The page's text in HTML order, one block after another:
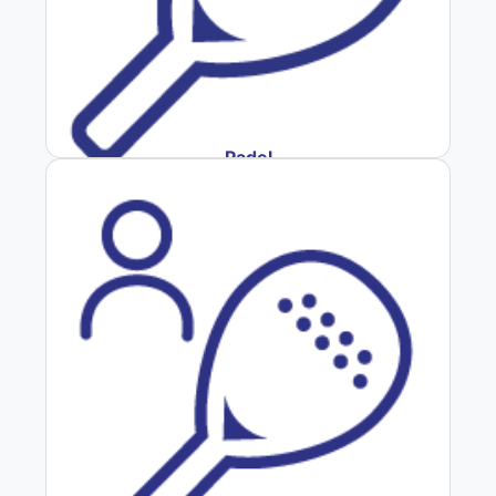
Padel